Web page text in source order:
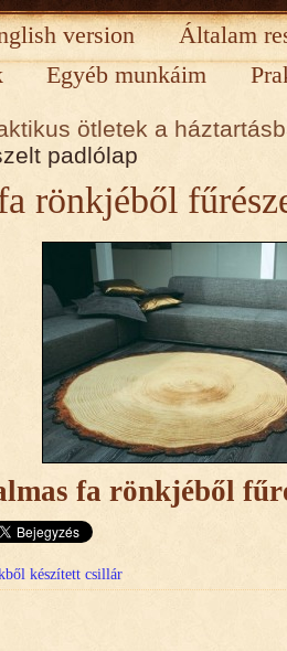
version
Általam
Egyéb munkáim
ötletek a
padlólap
rönkjéből
fa rönkjéből
készített csillár